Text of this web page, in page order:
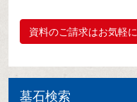
資料のご請求はお気軽に
墓石検索